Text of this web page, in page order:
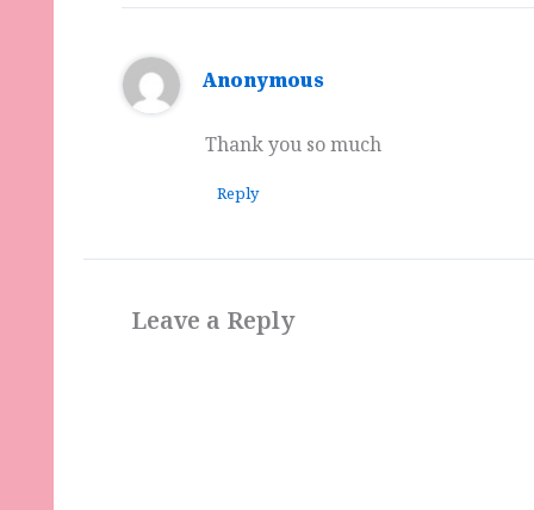
Anonymous
Thank you so much
Reply
Leave a Reply